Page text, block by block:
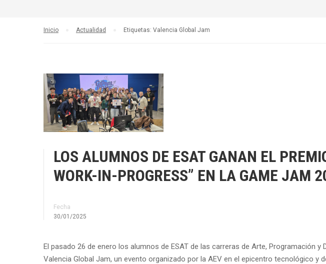
Inicio Actualidad Etiquetas: Valencia Global Jam
LOS ALUMNOS DE ESAT GANAN EL
WORK-IN-PROGRESS” EN LA GAME JAM
Fecha
30/01/2025
El pasado 26 de enero los alumnos de ESAT de las carreras de Arte, Programación
Valencia Global Jam, un evento organizado por la AEV en el epicentro tecnológico y